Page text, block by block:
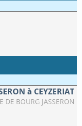
à CEYZERIAT
DE BOURG JASSERON